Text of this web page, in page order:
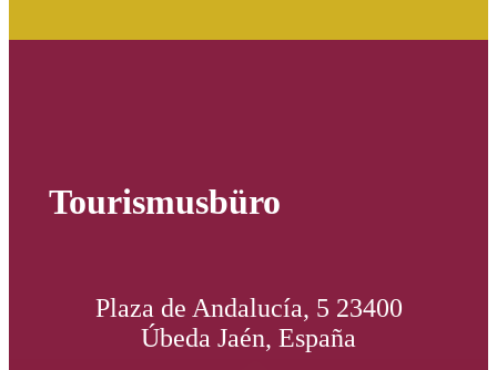
Tourismusbüro
Plaza de Andalucía, 5 23400
Úbeda Jaén, España